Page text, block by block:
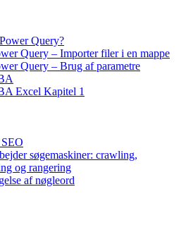
Query?
Query – Importer filer i en mappe
Query – Brug af parametre
Excel Kapitel 1
søgemaskiner: crawling,
og rangering
af nøgleord